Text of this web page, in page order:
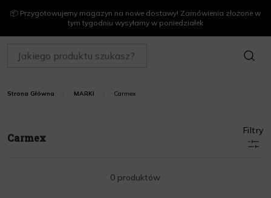
📦 Przygotowujemy magazyn na nowe dostawy! Zamówienia złożone w
tym tygodniu wysyłamy w poniedziałek
SZUKAJ
Strona Główna MARKI Carmex
Carmex
Filtry
0 produktów